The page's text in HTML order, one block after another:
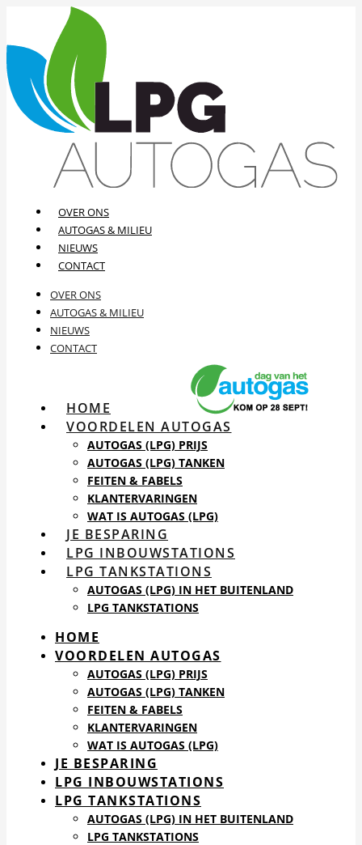
OVER ONS
AUTOGAS & MILIEU
NIEUWS
CONTACT
OVER ONS
AUTOGAS & MILIEU
NIEUWS
CONTACT
HOME
VOORDELEN AUTOGAS
AUTOGAS (LPG) PRIJS
AUTOGAS (LPG) TANKEN
FEITEN & FABELS
KLANTERVARINGEN
WAT IS AUTOGAS (LPG)
JE BESPARING
LPG INBOUWSTATIONS
LPG TANKSTATIONS
AUTOGAS (LPG) IN HET BUITENLAND
LPG TANKSTATIONS
HOME
VOORDELEN AUTOGAS
AUTOGAS (LPG) PRIJS
AUTOGAS (LPG) TANKEN
FEITEN & FABELS
KLANTERVARINGEN
WAT IS AUTOGAS (LPG)
JE BESPARING
LPG INBOUWSTATIONS
LPG TANKSTATIONS
AUTOGAS (LPG) IN HET BUITENLAND
LPG TANKSTATIONS